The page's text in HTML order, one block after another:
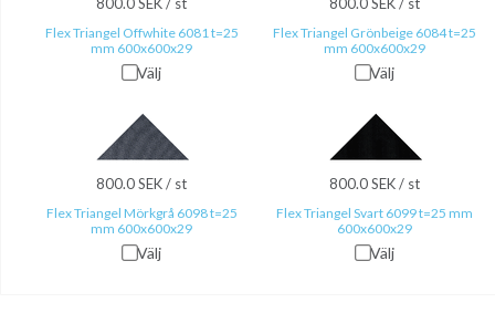
Flex Triangel Offwhite 6081 t=25
mm 600x600x29
Välj
Flex Triangel Grönbeige 6084 t=25
mm 600x600x29
Välj
800.0 SEK / st
Flex Triangel Mörkgrå 6098 t=25
mm 600x600x29
Välj
800.0 SEK / st
Flex Triangel Svart 6099 t=25 mm
600x600x29
Välj